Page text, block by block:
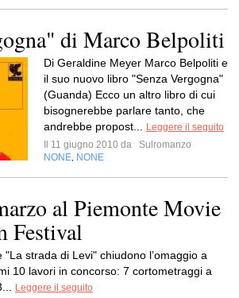
di Marco Belpoliti
Di Geraldine Meyer Marco Belpoliti e
il suo nuovo libro "Senza Vergogna"
(Guanda) Ecco un altro libro di cui
bisognerebbe parlare tanto, che
andrebbe propost...
Leggere il seguito
Il 11 giugno 2010 da
Sulromanzo
NONE NONE
al Piemonte Movie
Festival
strada di Levi" chiudono l’omaggio a
10 lavori in concorso: 7 cortometraggi a
Leggere il seguito